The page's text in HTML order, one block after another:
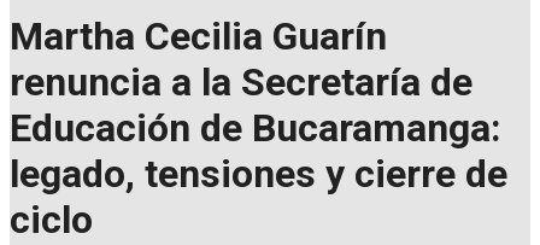
Martha Cecilia Guarín
renuncia a la Secretaría de
Educación de Bucaramanga:
legado, tensiones y cierre de
ciclo